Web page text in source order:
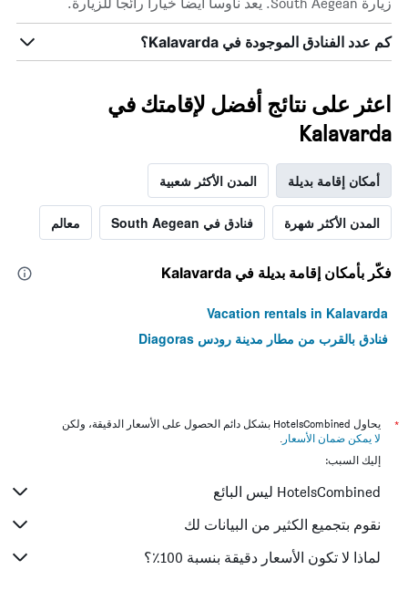
كم عدد الفنادق الموجودة في Kalavarda؟
اعثر على نتائج أفضل لإقامتك في
Kalavarda
أمكان إقامة بديلة المدن الأكثر شعبية
المدن الأكثر شهرة فنادق في South Aegean معالم
فكّر بأمكان إقامة بديلة في Kalavarda
Vacation rentals in Kalavarda
فنادق بالقرب من مطار مدينة رودس Diagoras
*
يحاول HotelsCombined بشكل دائم الحصول على الأسعار الدقيقة، ولكن
لا يمكن ضمان الأسعار .
إليك السبب:
HotelsCombined ليس البائع
نقوم بتجميع الكثير من البيانات لك
لماذا لا تكون الأسعار دقيقة بنسبة 100٪؟